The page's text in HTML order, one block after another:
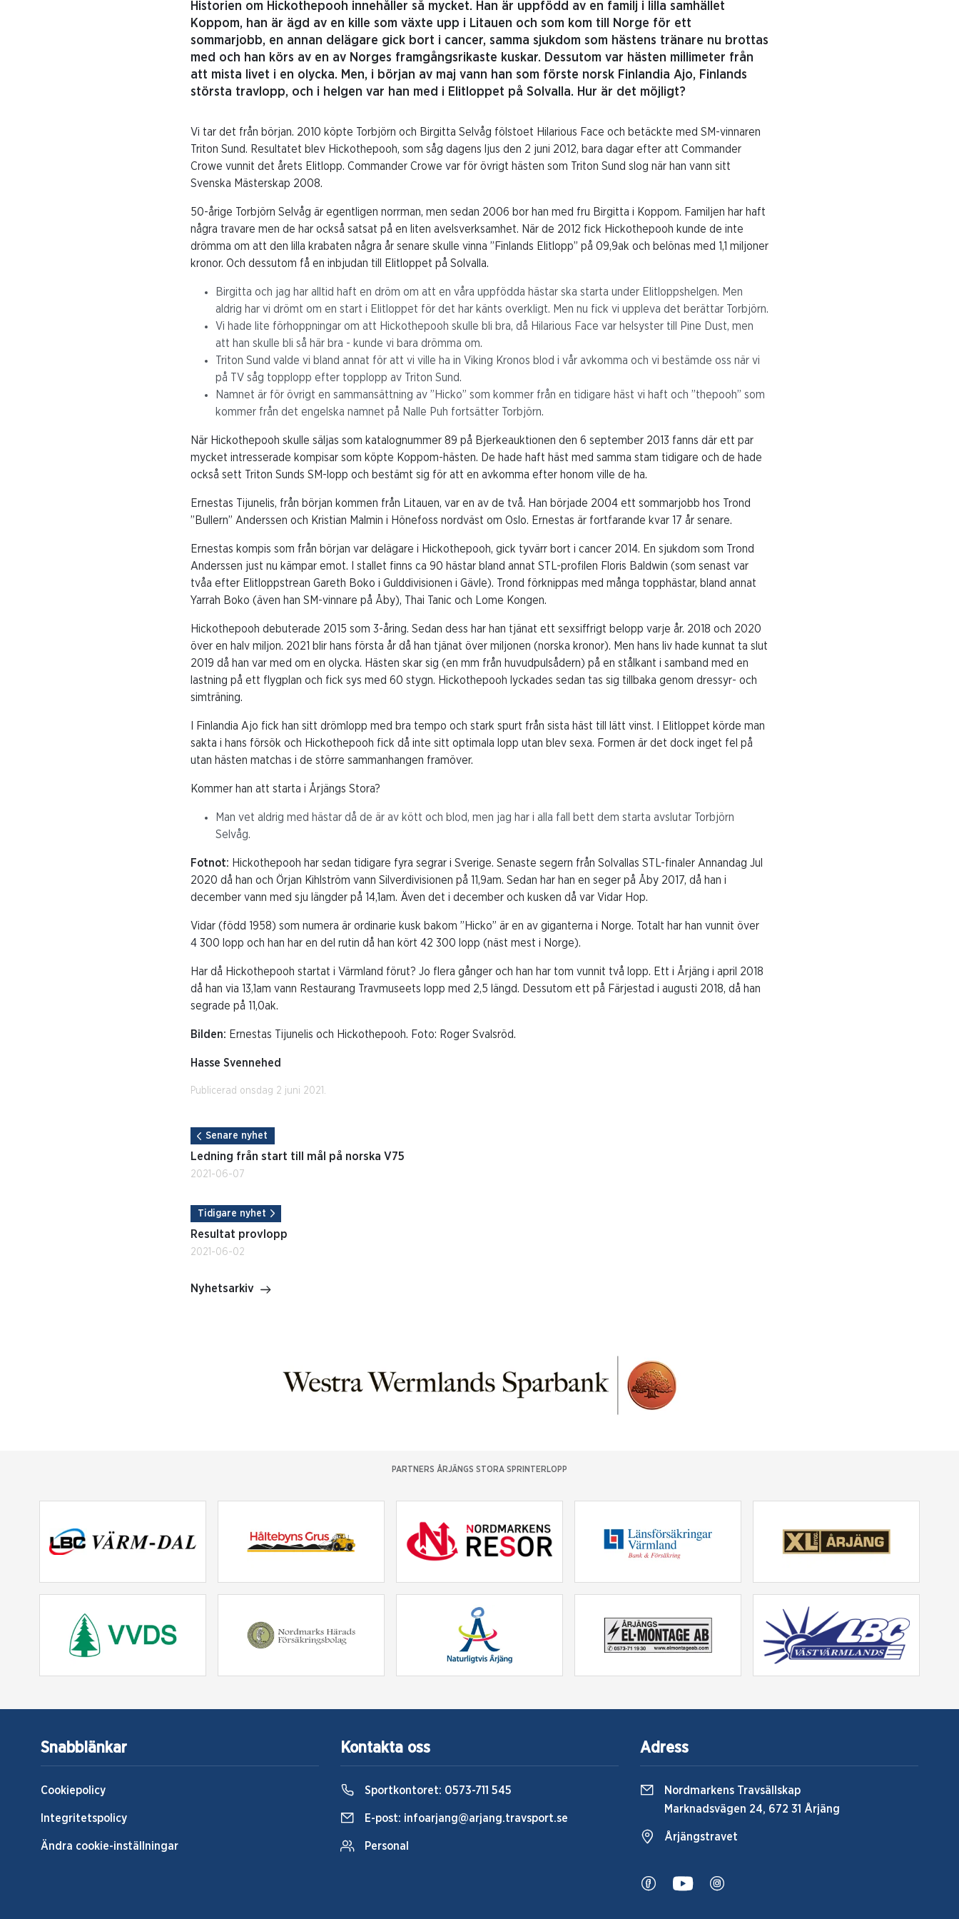
Historien om Hickothepooh innehåller så mycket. Han är uppfödd av en familj i lilla samhället
Koppom, han är ägd av en kille som växte upp i Litauen och som kom till Norge för ett
sommarjobb, en annan delägare gick bort i cancer, samma sjukdom som hästens tränare nu brottas
med och han körs av en av Norges framgångsrikaste kuskar. Dessutom var hästen millimeter från
att mista livet i en olycka. Men, i början av maj vann han som förste norsk Finlandia Ajo, Finlands
största travlopp, och i helgen var han med i Elitloppet på Solvalla. Hur är det möjligt?
Vi tar det från början. 2010 köpte Torbjörn och Birgitta Selvåg fölstoet Hilarious Face och betäckte med SM-vinnaren
Triton Sund. Resultatet blev Hickothepooh, som såg dagens ljus den 2 juni 2012, bara dagar efter att Commander
Crowe vunnit det årets Elitlopp. Commander Crowe var för övrigt hästen som Triton Sund slog när han vann sitt
Svenska Mästerskap 2008.
50-årige Torbjörn Selvåg är egentligen norrman, men sedan 2006 bor han med fru Birgitta i Koppom. Familjen har haft
några travare men de har också satsat på en liten avelsverksamhet. När de 2012 fick Hickothepooh kunde de inte
drömma om att den lilla krabaten några år senare skulle vinna ”Finlands Elitlopp” på 09,9ak och belönas med 1,1 miljoner
kronor. Och dessutom få en inbjudan till Elitloppet på Solvalla.
Birgitta och jag har alltid haft en dröm om att en våra uppfödda hästar ska starta under Elitloppshelgen. Men
aldrig har vi drömt om en start i Elitloppet för det har känts overkligt. Men nu fick vi uppleva det berättar Torbjörn.
Vi hade lite förhoppningar om att Hickothepooh skulle bli bra, då Hilarious Face var helsyster till Pine Dust, men
att han skulle bli så här bra - kunde vi bara drömma om.
Triton Sund valde vi bland annat för att vi ville ha in Viking Kronos blod i vår avkomma och vi bestämde oss när vi
på TV såg topplopp efter topplopp av Triton Sund.
Namnet är för övrigt en sammansättning av ”Hicko” som kommer från en tidigare häst vi haft och ”thepooh” som
kommer från det engelska namnet på Nalle Puh fortsätter Torbjörn.
När Hickothepooh skulle säljas som katalognummer 89 på Bjerkeauktionen den 6 september 2013 fanns där ett par
mycket intresserade kompisar som köpte Koppom-hästen. De hade haft häst med samma stam tidigare och de hade
också sett Triton Sunds SM-lopp och bestämt sig för att en avkomma efter honom ville de ha.
Ernestas Tijunelis, från början kommen från Litauen, var en av de två. Han började 2004 ett sommarjobb hos Trond
”Bullern” Anderssen och Kristian Malmin i Hönefoss nordväst om Oslo. Ernestas är fortfarande kvar 17 år senare.
Ernestas kompis som från början var delägare i Hickothepooh, gick tyvärr bort i cancer 2014. En sjukdom som Trond
Anderssen just nu kämpar emot. I stallet finns ca 90 hästar bland annat STL-profilen Floris Baldwin (som senast var
tvåa efter Elitloppstrean Gareth Boko i Gulddivisionen i Gävle). Trond förknippas med många topphästar, bland annat
Yarrah Boko (även han SM-vinnare på Åby), Thai Tanic och Lome Kongen.
Hickothepooh debuterade 2015 som 3-åring. Sedan dess har han tjänat ett sexsiffrigt belopp varje år. 2018 och 2020
över en halv miljon. 2021 blir hans första år då han tjänat över miljonen (norska kronor). Men hans liv hade kunnat ta slut
2019 då han var med om en olycka. Hästen skar sig (en mm från huvudpulsådern) på en stålkant i samband med en
lastning på ett flygplan och fick sys med 60 stygn. Hickothepooh lyckades sedan tas sig tillbaka genom dressyr- och
simträning.
I Finlandia Ajo fick han sitt drömlopp med bra tempo och stark spurt från sista häst till lätt vinst. I Elitloppet körde man
sakta i hans försök och Hickothepooh fick då inte sitt optimala lopp utan blev sexa. Formen är det dock inget fel på
utan hästen matchas i de större sammanhangen framöver.
Kommer han att starta i Årjängs Stora?
Man vet aldrig med hästar då de är av kött och blod, men jag har i alla fall bett dem starta avslutar Torbjörn
Selvåg.
Fotnot: Hickothepooh har sedan tidigare fyra segrar i Sverige. Senaste segern från Solvallas STL-finaler Annandag Jul
2020 då han och Örjan Kihlström vann Silverdivisionen på 11,9am. Sedan har han en seger på Åby 2017, då han i
december vann med sju längder på 14,1am. Även det i december och kusken då var Vidar Hop.
Vidar (född 1958) som numera är ordinarie kusk bakom ”Hicko” är en av giganterna i Norge. Totalt har han vunnit över
4 300 lopp och han har en del rutin då han kört 42 300 lopp (näst mest i Norge).
Har då Hickothepooh startat i Värmland förut? Jo flera gånger och han har tom vunnit två lopp. Ett i Årjäng i april 2018
då han via 13,1am vann Restaurang Travmuseets lopp med 2,5 längd. Dessutom ett på Färjestad i augusti 2018, då han
segrade på 11,0ak.
Bilden: Ernestas Tijunelis och Hickothepooh. Foto: Roger Svalsröd.
Hasse Svennehed
Publicerad onsdag 2 juni 2021.
Senare nyhet
Ledning från start till mål på norska V75
2021-06-07
Tidigare nyhet
Resultat provlopp
2021-06-02
Nyhetsarkiv
PARTNERS ÅRJÄNGS STORA SPRINTERLOPP
Snabblänkar
Cookiepolicy
Integritetspolicy
Ändra cookie-inställningar
Kontakta oss
Sportkontoret: 0573-711 545
E-post: infoarjang@arjang.travsport.se
Personal
Adress
Nordmarkens Travsällskap
Marknadsvägen 24, 672 31 Årjäng
Årjängstravet